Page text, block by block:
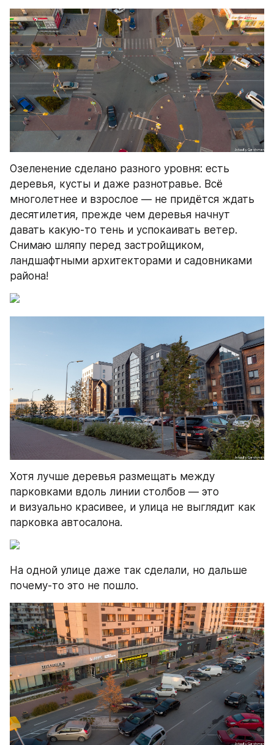
Озеленение сделано разного уровня: есть
деревья, кусты и даже разнотравье. Всё
многолетнее и взрослое — не придётся ждать
десятилетия, прежде чем деревья начнут
давать какую-то тень и успокаивать ветер.
Снимаю шляпу перед застройщиком,
ландшафтными архитекторами и садовниками
района!
Хотя лучше деревья размещать между
парковками вдоль линии столбов — это
и визуально красивее, и улица не выглядит как
парковка автосалона.
На одной улице даже так сделали, но дальше
почему-то это не пошло.